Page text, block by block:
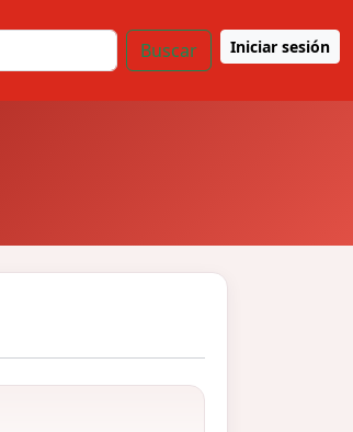
Buscar Iniciar sesión